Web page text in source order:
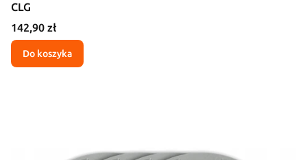
CLG
Cena
142,90 zł
Do koszyka